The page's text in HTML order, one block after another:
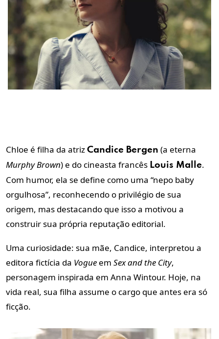
Chloe é filha da atriz Candice Bergen (a eterna
Murphy Brown) e do cineasta francês Louis Malle.
Com humor, ela se define como uma “nepo baby
orgulhosa”, reconhecendo o privilégio de sua
origem, mas destacando que isso a motivou a
construir sua própria reputação editorial.
Uma curiosidade: sua mãe, Candice, interpretou a
editora fictícia da Vogue em Sex and the City,
personagem inspirada em Anna Wintour. Hoje, na
vida real, sua filha assume o cargo que antes era só
ficção.